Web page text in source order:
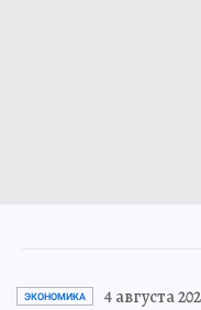
ЭКОНОМИКА 4 августа